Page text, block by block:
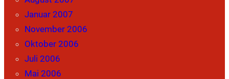
Januar 2007
November 2006
Oktober 2006
Juli 2006
Mai 2006